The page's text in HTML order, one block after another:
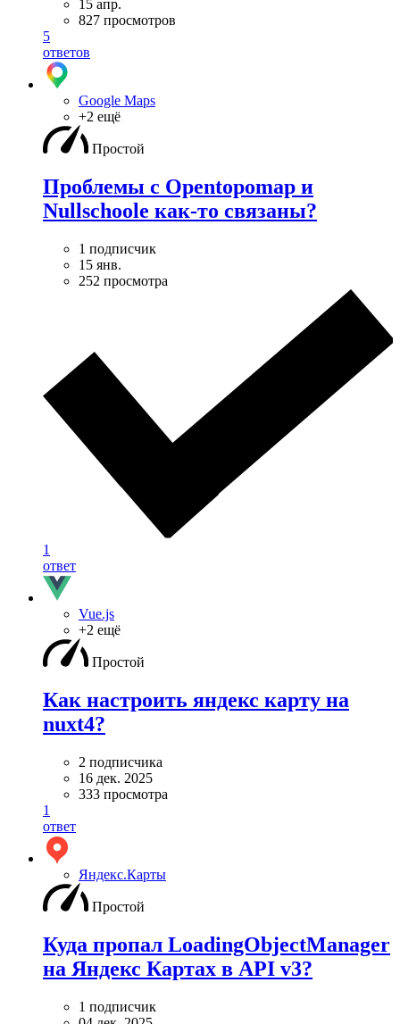
15 апр.
827 просмотров
5
ответов
Google Maps
+2 ещё
Простой
Проблемы с Opentopomap и
Nullschoole как-то связаны?
1 подписчик
15 янв.
252 просмотра
1
ответ
Vue.js
+2 ещё
Простой
Как настроить яндекс карту на
nuxt4?
2 подписчика
16 дек. 2025
333 просмотра
1
ответ
Яндекс.Карты
Простой
Куда пропал LoadingObjectManager
на Яндекс Картах в API v3?
1 подписчик